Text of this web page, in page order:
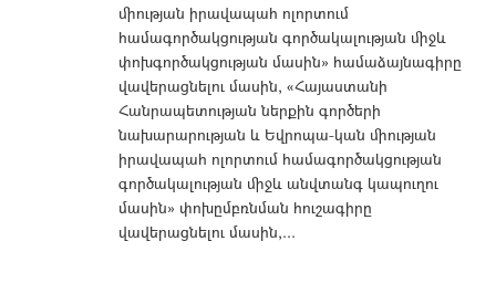
միության իրավապահ ոլորտում
համագործակցության գործակալության միջև
փոխգործակցության մասին» համաձայնագիրը
վավերացնելու մասին, «Հայաստանի
Հանրապետության ներքին գործերի
նախարարության և Եվրոպա-կան միության
իրավապահ ոլորտում համագործակցության
գործակալության միջև անվտանգ կապուղու
մասին» փոխըմբռնման հուշագիրը
վավերացնելու մասին,...